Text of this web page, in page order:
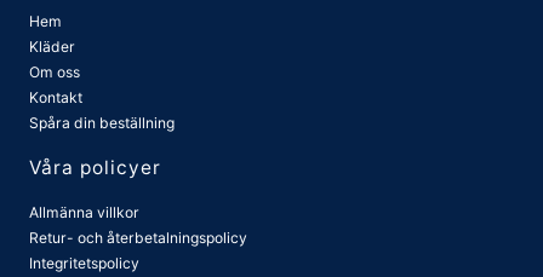
Hem
Kläder
Om oss
Kontakt
Spåra din beställning
Våra policyer
Allmänna villkor
Retur- och återbetalningspolicy
Integritetspolicy